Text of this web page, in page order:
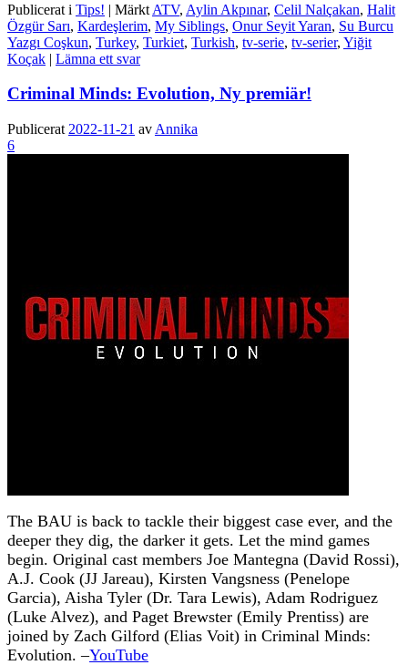
Publicerat i Tips! | Märkt ATV, Aylin Akpınar, Celil Nalçakan, Halit
Özgür Sarı, Kardeşlerim, My Siblings, Onur Seyit Yaran, Su Burcu
Yazgı Coşkun, Turkey, Turkiet, Turkish, tv-serie, tv-serier, Yiğit
Koçak | Lämna ett svar
Criminal Minds: Evolution, Ny premiär!
Publicerat 2022-11-21 av Annika
6
The BAU is back to tackle their biggest case ever, and the
deeper they dig, the darker it gets. Let the mind games
begin. Original cast members Joe Mantegna (David Rossi),
A.J. Cook (JJ Jareau), Kirsten Vangsness (Penelope
Garcia), Aisha Tyler (Dr. Tara Lewis), Adam Rodriguez
(Luke Alvez), and Paget Brewster (Emily Prentiss) are
joined by Zach Gilford (Elias Voit) in Criminal Minds:
Evolution. –YouTube